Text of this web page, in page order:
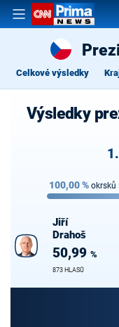
Celkové výsledky
Výsledky
100,00% okrsků
Jiří
Drahoš
50,99 %
873 HLASŮ